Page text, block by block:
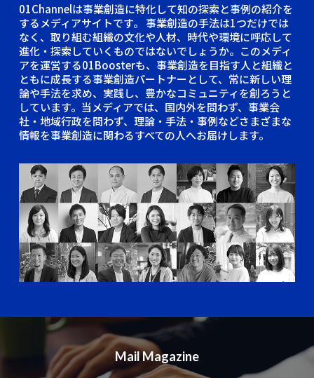
01Channelは事業創造に特化して知の探索と事例の紹介を
するメディアサイトです。 事業創造の手法は1つだけでは
なく、取り組む組織の文化や人材、時代や環境に呼応して
進化・探索していくものではないでしょうか。このメディ
アを運営する01Boosterも、事業創造を目指す人と組織と
ともに成長する事業創造パートナーとして、常に新しい理
論や手法を求め、実践し、豊かなコミュニティを創ろうと
しています。当メディアでは、国内外を問わず、事業会
社・地域行政を問わず、理論・手法・事例などさまざまな
情報を事業創造に関わるすべての人へお届けします。
Mail Magazine